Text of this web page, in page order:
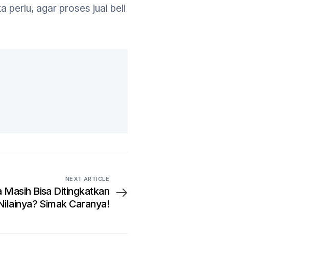
perlu, agar proses jual beli
NEXT ARTICLE
Masih Bisa Ditingkatkan
Simak Caranya!